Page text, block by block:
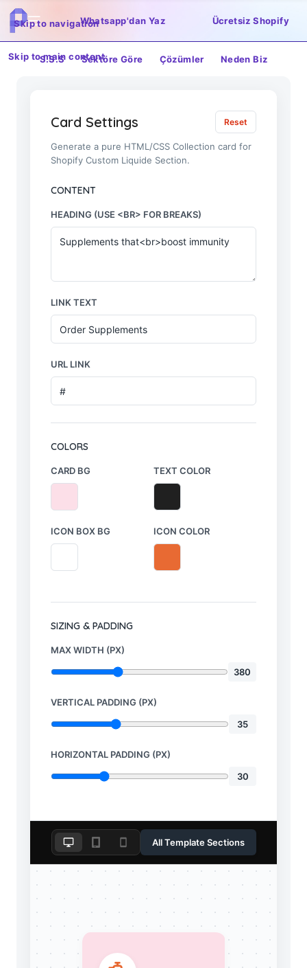
Skip to navigation
Skip to main content
Whatsapp'dan Yaz Ücretsiz Shopify
S.S.S Sektöre Göre Çözümler Neden Biz
Card Settings Reset
Generate a pure HTML/CSS Collection card for
Shopify Custom Liquide Section.
CONTENT
HEADING (USE <BR> FOR BREAKS)
LINK TEXT
URL LINK
COLORS
CARD BG TEXT COLOR
ICON BOX BG ICON COLOR
SIZING & PADDING
MAX WIDTH (PX)
380
VERTICAL PADDING (PX)
35
HORIZONTAL PADDING (PX)
30
All Template Sections